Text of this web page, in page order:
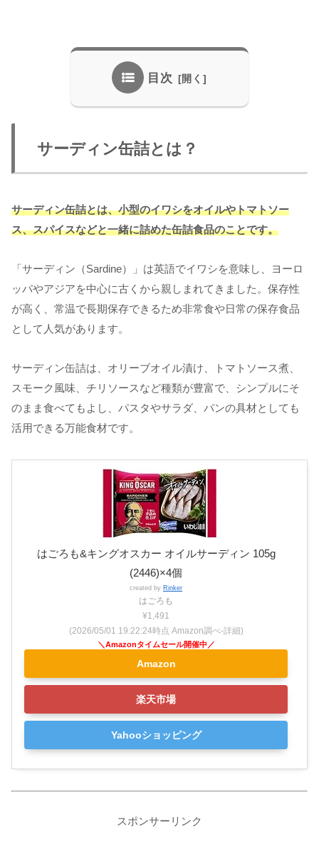
目次
サーディン缶詰とは？
サーディン缶詰とは、小型のイワシをオイルやトマトソー
ス、スパイスなどと一緒に詰めた缶詰食品のことです。
「サーディン（Sardine）」は英語でイワシを意味し、ヨーロ
ッパやアジアを中心に古くから親しまれてきました。保存性
が高く、常温で長期保存できるため非常食や日常の保存食品
として人気があります。
サーディン缶詰は、オリーブオイル漬け、トマトソース煮、
スモーク風味、チリソースなど種類が豊富で、シンプルにそ
のまま食べてもよし、パスタやサラダ、パンの具材としても
活用できる万能食材です。
はごろも&キングオスカー オイルサーディン 105g
(2446)×4個
created by Rinker
はごろも
¥1,491
(2026/05/01 19:22:24時点 Amazon調べ-詳細)
Amazon
楽天市場
Yahooショッピング
スポンサーリンク